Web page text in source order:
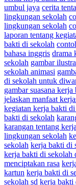
umbul jaya cerita
lingkungan sekolah
lingkungan sekolah
laporan tentang
bakti di sekolah
bahasa inggris drama
sekolah gambar
sekolah animasi
di sekolah untuk
gambar suasana
jelaskan manfaat
kegiatan kerja bakti
bakti di sekolah
karangan tentang
lingkungan sekolah
sekolah kerja bakti di
kerja bakti di sekolah
menciptakan rasa
kartun kerja bakti di
sekolah sd kerja bakti